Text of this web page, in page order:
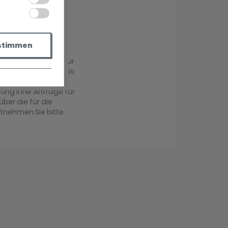
übermittelt und zur
im Haus
Ihrer
Ihrer Anfrage für
die für die
Sie bitte